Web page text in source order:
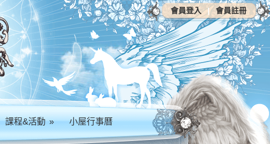
課程&活動» 小屋行事曆
會員登入 | 會員註冊